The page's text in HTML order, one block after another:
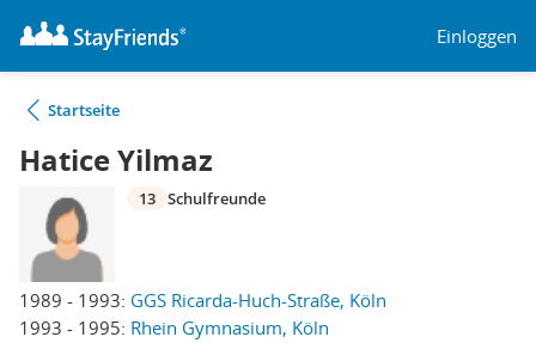
Einloggen
Startseite
Hatice Yilmaz
1989 - 1993: GGS Ricarda-Huch-Straße, Köln
1993 - 1995: Rhein Gymnasium, Köln
13 Schulfreunde